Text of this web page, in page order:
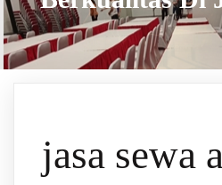
jasa sewa